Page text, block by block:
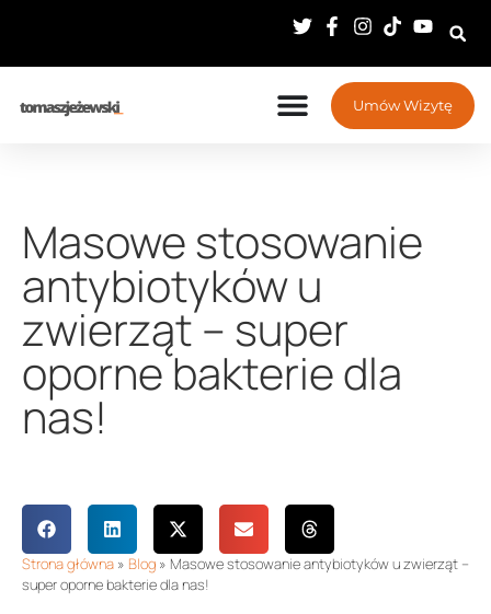
Umów Wizytę
Masowe stosowanie
antybiotyków u
zwierząt – super
oporne bakterie dla
nas!
Strona główna » Blog » Masowe stosowanie antybiotyków u zwierząt –
super oporne bakterie dla nas!